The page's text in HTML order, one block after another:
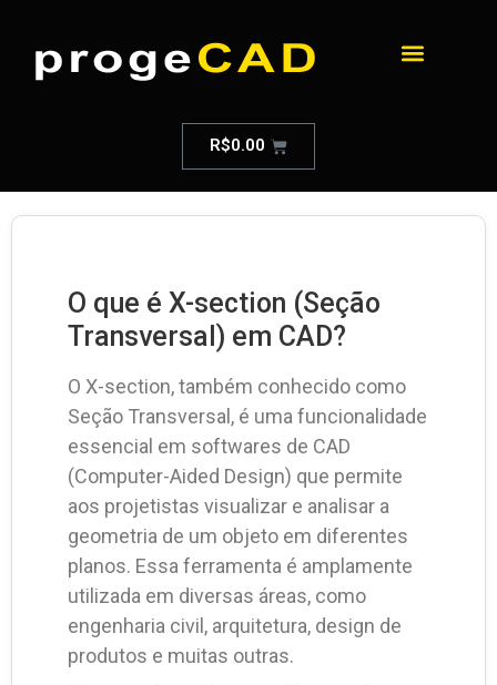
R$0.00
O que é X-section (Seção
Transversal) em CAD?
O X-section, também conhecido como
Seção Transversal, é uma funcionalidade
essencial em softwares de CAD
(Computer-Aided Design) que permite
aos projetistas visualizar e analisar a
geometria de um objeto em diferentes
planos. Essa ferramenta é amplamente
utilizada em diversas áreas, como
engenharia civil, arquitetura, design de
produtos e muitas outras.